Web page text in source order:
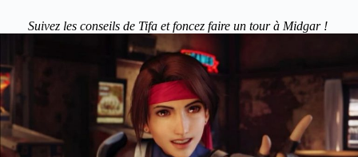
Suivez les conseils de Tifa et foncez faire un tour à Midgar !